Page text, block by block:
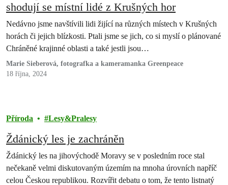
shodují se místní lidé z Krušných hor
Nedávno jsme navštívili lidi žijící na různých místech v Krušných
horách či jejich blízkosti. Ptali jsme se jich, co si myslí o plánované
Chráněné krajinné oblasti a také jestli jsou…
Marie Sieberová, fotografka a kameramanka Greenpeace
18 října, 2024
Příroda Lesy&Pralesy
Ždánický les je zachráněn
Ždánický les na jihovýchodě Moravy se v posledním roce stal
nečekaně velmi diskutovaným územím na mnoha úrovních napříč
celou Českou republikou. Rozvířit debatu o tom, že tento listnatý